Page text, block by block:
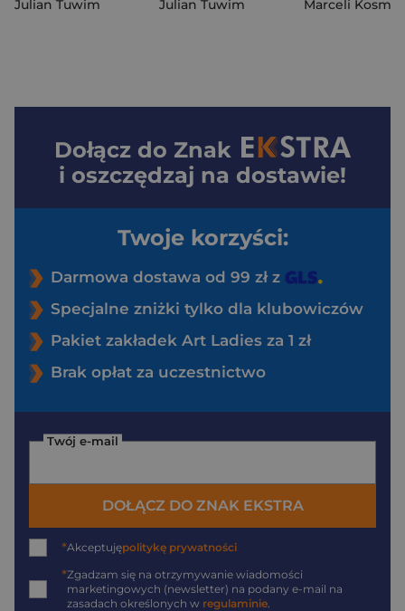
Julian Tuwim
Julian Tuwim
Marceli
Dołącz do Znak
i oszczędzaj na dostawie!
Twoje korzyści:
Darmowa dostawa od 99 zł z
Specjalne zniżki tylko dla klubowiczów
Pakiet zakładek Art Ladies za 1 zł
Brak opłat za uczestnictwo
Twój e-mail
DOŁĄCZ DO ZNAK EKSTRA
*Akceptujępolitykę prywatności
*Zgadzam się na otrzymywanie wiadomości
marketingowych (newsletter) na podany e-mail na
zasadach określonych w regulaminie